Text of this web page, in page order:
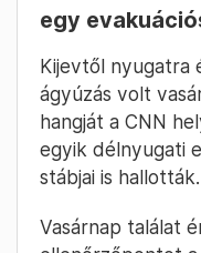
egy
Kijevtől nyugatra
ágyúzás volt
hangját a CNN
egyik délnyugati
stábjai is hallották.
Vasárnap találat